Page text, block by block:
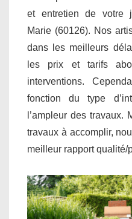
et entretien de votre
Marie (60126). Nos
dans les meilleurs
les prix et tarifs
interventions.
fonction du type
l’ampleur des
travaux à accomplir,
meilleur rapport qualité/